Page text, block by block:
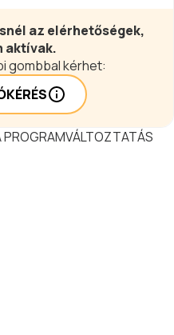
az elérhetőségek,
aktívak.
gombbal kérhet:
PROGRAMVÁLTOZTATÁS